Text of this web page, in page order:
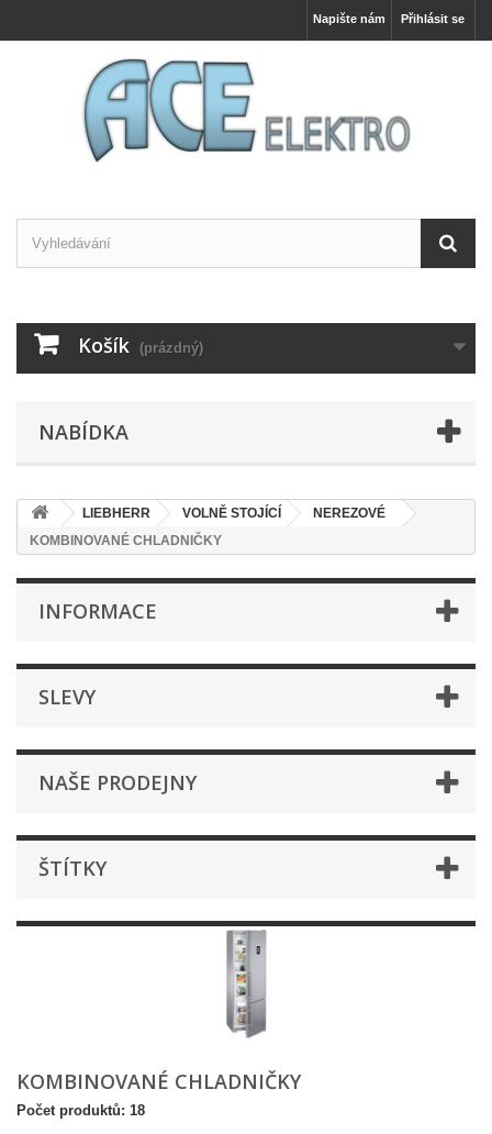
Přihlásit se
Napište nám
Košík (prázdný)
NABÍDKA
LIEBHERR VOLNĚ STOJÍCÍ
NEREZOVÉ
KOMBINOVANÉ CHLADNIČKY
INFORMACE
SLEVY
NAŠE PRODEJNY
ŠTÍTKY
KOMBINOVANÉ CHLADNIČKY
Počet produktů: 18